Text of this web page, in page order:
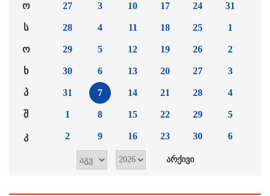
ო
ს
ო
ხ
პ
შ
კ
27
28
29
30
31
1
2
3
4
5
6
7
8
9
10
11
12
13
14
15
16
17
18
19
20
21
22
23
24
25
26
27
28
29
30
31
1
2
3
4
5
6